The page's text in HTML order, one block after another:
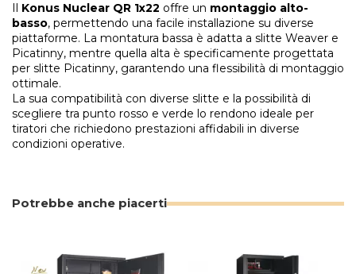
Konus Nuclear QR 1x22 offre un montaggio alto-
basso, permettendo una facile installazione su diverse
piattaforme. La montatura bassa è adatta a slitte Weaver e
Picatinny, mentre quella alta è specificamente progettata
per slitte Picatinny, garantendo una flessibilità di montaggio
ottimale.
La sua compatibilità con diverse slitte e la possibilità di
scegliere tra punto rosso e verde lo rendono ideale per
tiratori che richiedono prestazioni affidabili in diverse
condizioni operative.
Potrebbe anche piacerti